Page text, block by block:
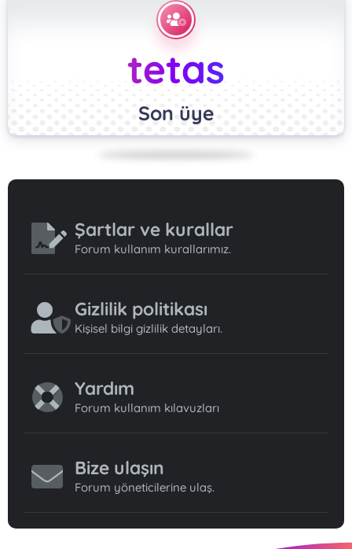
tetas
Son üye
Şartlar ve kurallar
Forum kullanım kurallarımız.
Gizlilik politikası
Kişisel bilgi gizlilik detayları.
Yardım
Forum kullanım kılavuzları
Bize ulaşın
Forum yöneticilerine ulaş.